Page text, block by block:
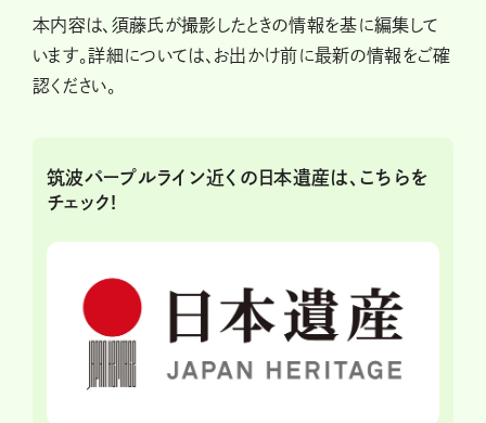
本内容は、須藤氏が撮影したときの情報を基に編集して
います。詳細については、お出かけ前に最新の情報をご確
認ください。
筑波パープルライン近くの日本遺産は、こちらを
チェック!